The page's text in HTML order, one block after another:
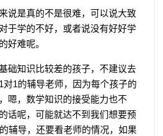
说是真的不是很难，可以说大致
于学的不好，或者说没有好好学
好难呢。
础知识比较差的孩子，不建议去
1的辅导老师，因为每个孩子的
嗯，数学知识的接受能力也不
话呢，可能就达不到我们想要预
辅导，还要看老师的情况，如果